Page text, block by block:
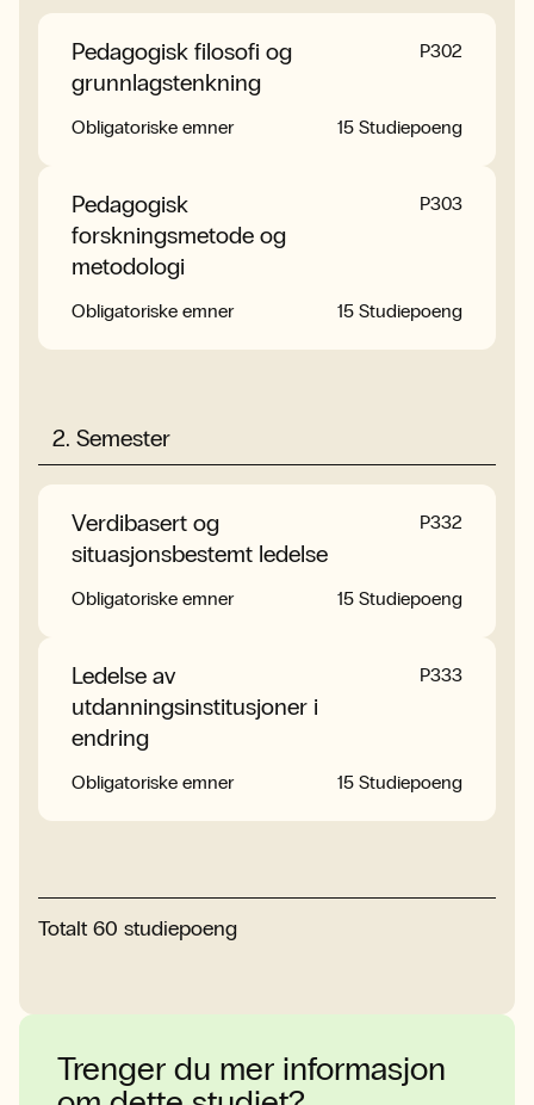
Pedagogisk filosofi og
grunnlagstenkning
P302
Obligatoriske emner 15 Studiepoeng
Pedagogisk
forskningsmetode og
metodologi
P303
Obligatoriske emner 15 Studiepoeng
2. Semester
Verdibasert og
situasjonsbestemt ledelse
P332
Obligatoriske emner 15 Studiepoeng
Ledelse av
utdanningsinstitusjoner i
endring
P333
Obligatoriske emner 15 Studiepoeng
Totalt 60 studiepoeng
Prosjektplan til
masteroppgave
P3PRO
Obligatoriske emner 20 Studiepoeng
Masteroppgave
PMAS
Obligatoriske emner
Trenger du mer informasjon